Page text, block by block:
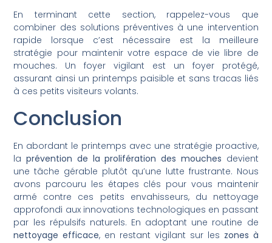
En terminant cette section, rappelez-vous que
combiner des solutions préventives à une intervention
rapide lorsque c’est nécessaire est la meilleure
stratégie pour maintenir votre espace de vie libre de
mouches. Un foyer vigilant est un foyer protégé,
assurant ainsi un printemps paisible et sans tracas liés
à ces petits visiteurs volants.
Conclusion
En abordant le printemps avec une stratégie proactive,
laprévention de la prolifération des mouches devient
une tâche gérable plutôt qu’une lutte frustrante. Nous
avons parcouru les étapes clés pour vous maintenir
armé contre ces petits envahisseurs, du nettoyage
approfondi aux innovations technologiques en passant
par les répulsifs naturels. En adoptant une routine de
nettoyage efficace, en restant vigilant sur les zones à